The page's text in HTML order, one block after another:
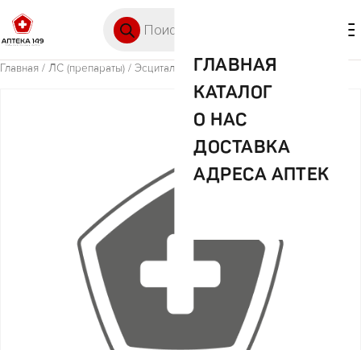
ГЛАВНАЯ
КАТАЛОГ
О НАС
ДОСТАВКА
АДРЕСА АПТЕК
Главная / ЛС (препараты) / Эсциталопрам 10мг №30 таб.(Прана)